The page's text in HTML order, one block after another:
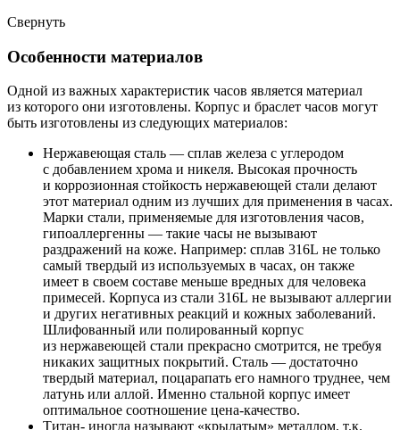
Свернуть
Особенности материалов
Одной из важных характеристик часов является материал
из которого они изготовлены. Корпус и браслет часов могут
быть изготовлены из следующих материалов:
Нержавеющая сталь — сплав железа с углеродом
с добавлением хрома и никеля. Высокая прочность
и коррозионная стойкость нержавеющей стали делают
этот материал одним из лучших для применения в часах.
Марки стали, применяемые для изготовления часов,
гипоаллергенны — такие часы не вызывают
раздражений на коже. Например: сплав 316L не только
самый твердый из используемых в часах, он также
имеет в своем составе меньше вредных для человека
примесей. Корпуса из стали 316L не вызывают аллергии
и других негативных реакций и кожных заболеваний.
Шлифованный или полированный корпус
из нержавеющей стали прекрасно смотрится, не требуя
никаких защитных покрытий. Сталь — достаточно
твердый материал, поцарапать его намного труднее, чем
латунь или аллой. Именно стальной корпус имеет
оптимальное соотношение цена-качество.
Титан- иногда называют «крылатым» металлом, т.к.